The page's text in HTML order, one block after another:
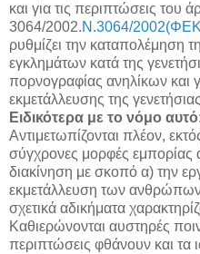
και για τις περιπτώσεις του
3064/2002.Ν.3064/
ρυθμίζει την
εγκλημάτων κατά της
πορνογραφίας ανηλίκων και
εκμετάλλευσης της
Ειδικότερα με το νόμο
Αντιμετωπίζονται πλέον,
σύγχρονες μορφές
διακίνηση με σκοπό α) την
εκμετάλλευση των
σχετικά αδικήματα
Καθιερώνονται αυστηρές
περιπτώσεις φθάνουν και τα